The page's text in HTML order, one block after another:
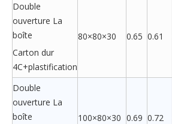
Double
ouverture La
boîte
Carton dur
4C+plastification
80×80×30 0.65 0.61
Double
ouverture La
boîte
100×80×30 0.69 0.72